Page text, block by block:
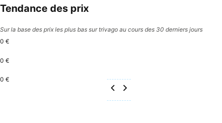
Tendance des prix
Sur la base des prix les plus bas sur trivago au cours des 30 derniers jours
0 €
0 €
0 €